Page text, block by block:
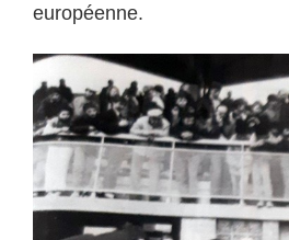
européenne.